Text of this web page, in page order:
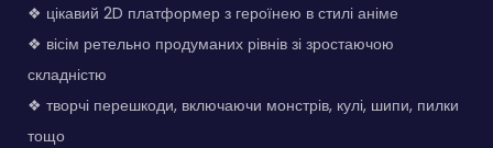
❖ цікавий 2D платформер з героїнею в стилі аніме
❖ вісім ретельно продуманих рівнів зі зростаючою
складністю
❖ творчі перешкоди, включаючи монстрів, кулі, шипи, пилки
тощо